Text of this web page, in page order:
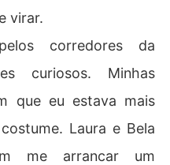
virar.
corredores da
curiosos. Minhas
que eu estava mais
Laura e Bela
me arrancar um